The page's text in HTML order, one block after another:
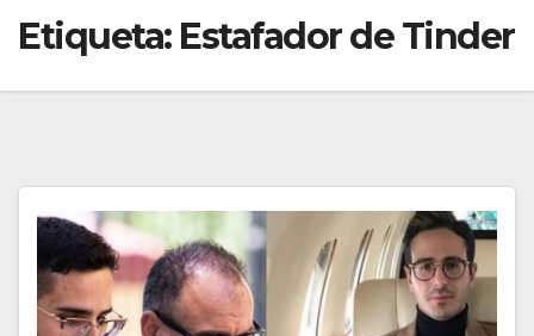
Etiqueta: Estafador de Tinder